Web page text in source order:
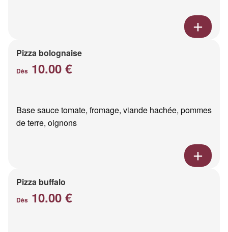
Pizza bolognaise
Dès 10.00 €
Base sauce tomate, fromage, viande hachée, pommes
de terre, oignons
Pizza buffalo
Dès 10.00 €